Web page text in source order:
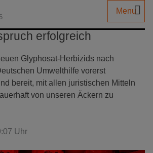
Menu
erfolgreich
Glyphosat-Herbizids nach
Umwelthilfe vorerst
bereit, mit allen juristischen Mitteln
von unseren Äckern zu
Uhr